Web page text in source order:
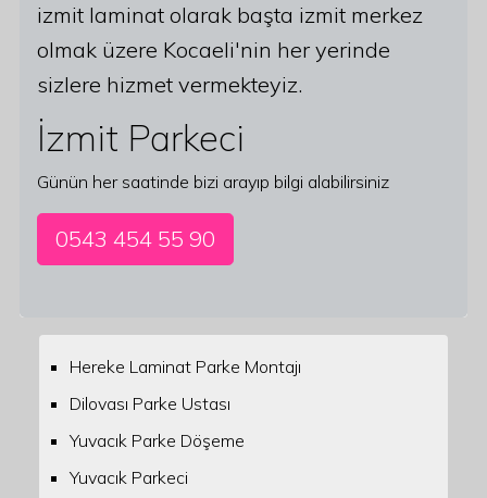
izmit laminat olarak başta izmit merkez
olmak üzere Kocaeli'nin her yerinde
sizlere hizmet vermekteyiz.
İzmit Parkeci
Günün her saatinde bizi arayıp bilgi alabilirsiniz
0543 454 55 90
Hereke Laminat Parke Montajı
Dilovası Parke Ustası
Yuvacık Parke Döşeme
Yuvacık Parkeci